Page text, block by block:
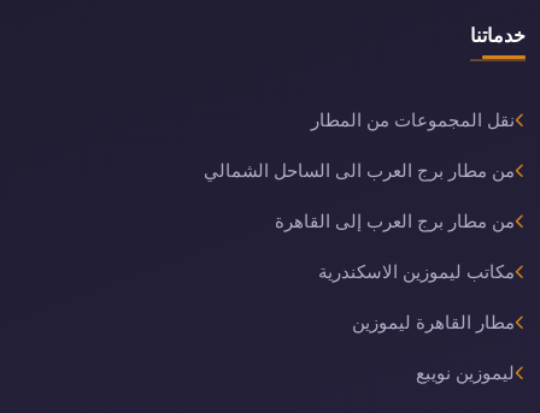
خدماتنا
نقل المجموعات من المطار
من مطار برج العرب الى الساحل الشمالي
من مطار برج العرب إلى القاهرة
مكاتب ليموزين الاسكندرية
مطار القاهرة ليموزين
ليموزين نويبع